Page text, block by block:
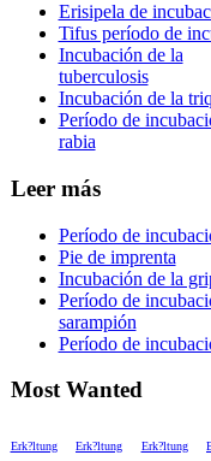
Erisipela de
Tifus período de
Incubación de la
tuberculosis
Incubación de la
Período de
rabia
Leer más
Período de
Pie de imprenta
Incubación de la
Período de
sarampión
Período de
Most Wanted
Erk?ltung Erk?ltung Erk?ltung